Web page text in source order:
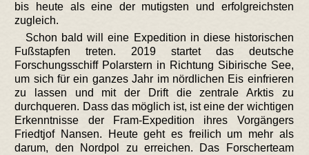
bis heute als eine der mutigsten und erfolgreichsten
zugleich.
Schon bald will eine Expedition in diese historischen
Fußstapfen treten. 2019 startet das deutsche
Forschungsschiff Polarstern in Richtung Sibirische See,
um sich für ein ganzes Jahr im nördlichen Eis einfrieren
zu lassen und mit der Drift die zentrale Arktis zu
durchqueren. Dass das möglich ist, ist eine der wichtigen
Erkenntnisse der Fram-Expedition ihres Vorgängers
Friedtjof Nansen. Heute geht es freilich um mehr als
darum, den Nordpol zu erreichen. Das Forscherteam